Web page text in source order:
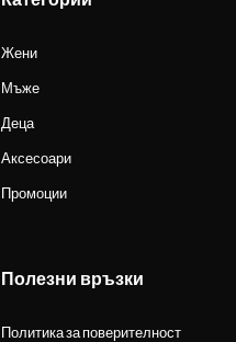
Жени
Мъже
Деца
Аксесоари
Промоции
Полезни връзки
Политика за поверителност